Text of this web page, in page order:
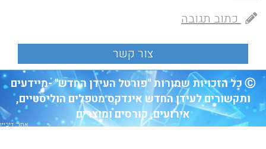
כתוב תגובה
Ⓒ כל הזכויות שמורות "פורטל העידן החדש" -מיידעים
ותקשורים לעידן החדש אינדקס מטפלים הוליסטיים,
אירועים, קורסים ומוצרים
אתר: דיביין